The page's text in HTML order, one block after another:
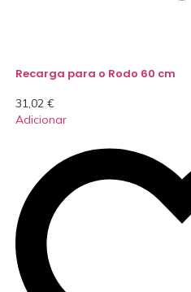
Recarga para o Rodo 60 cm
31,02 €
Adicionar